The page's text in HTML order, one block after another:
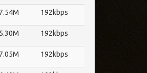
7.54M 192kbps
5.30M 192kbps
7.05M 192kbps